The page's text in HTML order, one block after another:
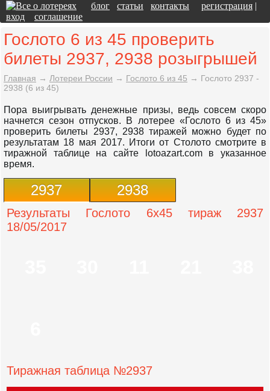
блог статьи контакты регистрация |
вход
соглашение
Гослото 6 из 45 проверить
билеты 2937, 2938 розыгрышей
Главная → Лотереи России → Гослото 6 из 45 → Гослото 2937 -
2938 (6 из 45)
Пора выигрывать денежные призы, ведь совсем скоро
начнется сезон отпусков. В лотерее «Гослото 6 из 45»
проверить билеты 2937, 2938 тиражей можно будет по
результатам 18 мая 2017. Итоги от Столото смотрите в
тиражной таблице на сайте lotoazart.com в указанное
время.
2937 2938
Результаты Гослото 6x45 тираж 2937
18/05/2017
Тиражная таблица №2937